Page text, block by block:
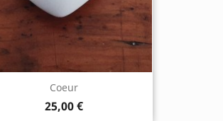
Coeur
25,00 €